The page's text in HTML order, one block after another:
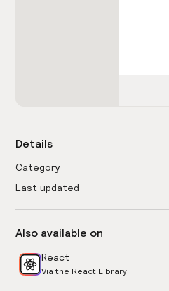
Details
Category
Last updated
Also available on
React
Via the React Library